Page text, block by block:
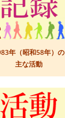
年（昭和58年）の
主な活動